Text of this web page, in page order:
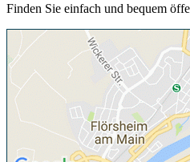
Finden Sie einfach und bequem